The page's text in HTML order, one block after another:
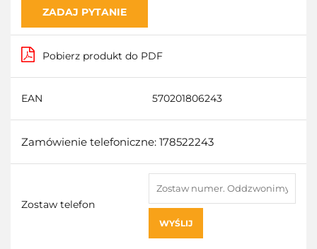
ZADAJ PYTANIE
Pobierz produkt do PDF
EAN 570201806243
Zamówienie telefoniczne: 178522243
Zostaw telefon
WYŚLIJ